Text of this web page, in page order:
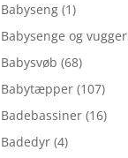
Babyseng (1)
Babysenge og vugger
Babysvøb (68)
Babytæpper (107)
Badebassiner (16)
Badedyr (4)